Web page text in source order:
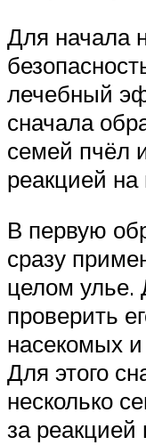
Для начала
лечебный
сначала
семей пчёл
реакцией на
В первую
сразу
целом улье.
проверить
насекомых
Для этого
несколько
за реакцией